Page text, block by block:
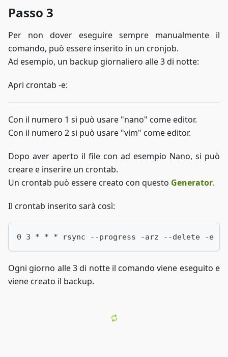
Passo 3
Per non dover eseguire sempre manualmente il
comando, può essere inserito in un cronjob.
Ad esempio, un backup giornaliero alle 3 di notte:
Apri crontab -e:
Con il numero 1 si può usare "nano" come editor.
Con il numero 2 si può usare "vim" come editor.
Dopo aver aperto il file con ad esempio Nano, si può
creare e inserire un crontab.
Un crontab può essere creato con questo Generator.
Il crontab inserito sarà così:
0 3 * * * rsync --progress -arz --delete -e  "ssh
Ogni giorno alle 3 di notte il comando viene eseguito e
viene creato il backup.